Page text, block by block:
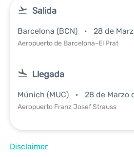
Salida
Barcelona (BCN) 28 de
Aeropuerto de Barcelona-El Prat
Llegada
Múnich (MUC) 28 de Marzo
Aeropuerto Franz Josef Strauss
Disclaimer